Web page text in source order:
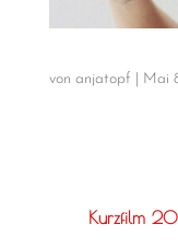
von anjatopf Mai
Kurzfilm